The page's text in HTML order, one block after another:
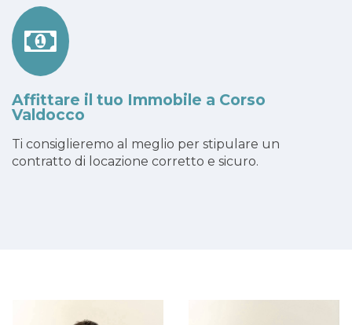
Affittare il tuo Immobile a Corso
Valdocco
Ti consiglieremo al meglio per stipulare un
contratto di locazione corretto e sicuro.